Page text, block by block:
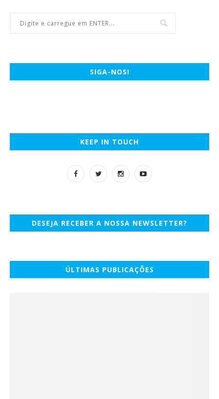
SIGA-NOS!
KEEP IN TOUCH
DESEJA RECEBER A NOSSA NEWSLETTER?
ÚLTIMAS PUBLICAÇÕES